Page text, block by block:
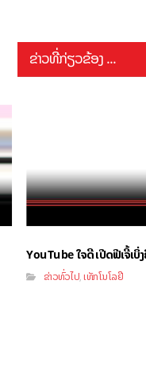
ຂ່າວທີ່ກ່ຽວຂ້ອງ ...
YouTube ໃຈດີ ເປີດຟີເຈີ້ເ
ຂ່າວທົ່ວໄປ,ເທັກໂນໂລຢີ